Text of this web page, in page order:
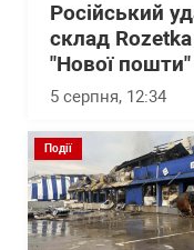
Російський
склад
"Нової пошти"
5 серпня, 12:34
Події